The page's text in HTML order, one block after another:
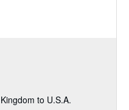
to U.S.A.